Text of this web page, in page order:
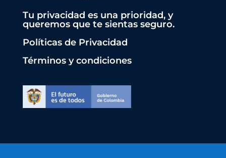
Tu privacidad es una prioridad, y
queremos que te sientas seguro.
Políticas de Privacidad
Términos y condiciones